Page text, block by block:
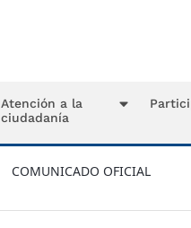
Atención a la
ciudadanía
COMUNICADO OFICIAL